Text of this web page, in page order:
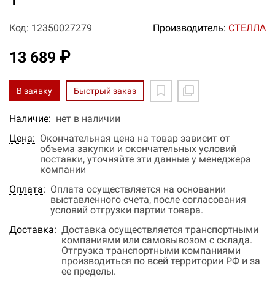
Код: 12350027279 Производитель: СТЕЛЛА
13 689 ₽
В заявку Быстрый заказ
Наличие: нет в наличии
Цена: Окончательная цена на товар зависит от
объема закупки и окончательных условий
поставки, уточняйте эти данные у менеджера
компании
Оплата: Оплата осуществляется на основании
выставленного счета, после согласования
условий отгрузки партии товара.
Доставка: Доставка осуществляется транспортными
компаниями или самовывозом с склада.
Отгрузка транспортными компаниями
производиться по всей территории РФ и за
ее пределы.